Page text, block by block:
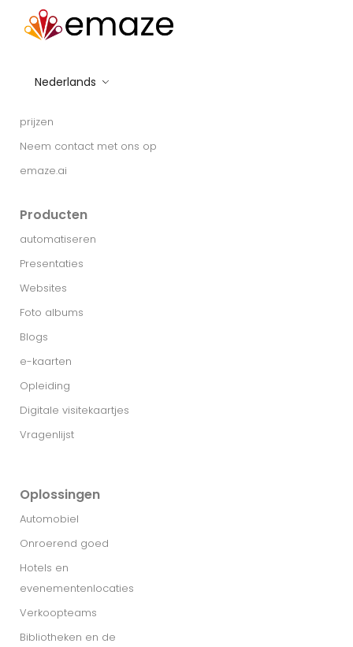
Nederlands
prijzen
Neem contact met ons op
emaze.ai
Producten
automatiseren
Presentaties
Websites
Foto albums
Blogs
e-kaarten
Opleiding
Digitale visitekaartjes
Vragenlijst
Oplossingen
Automobiel
Onroerend goed
Hotels en
evenementenlocaties
Verkoopteams
Bibliotheken en de